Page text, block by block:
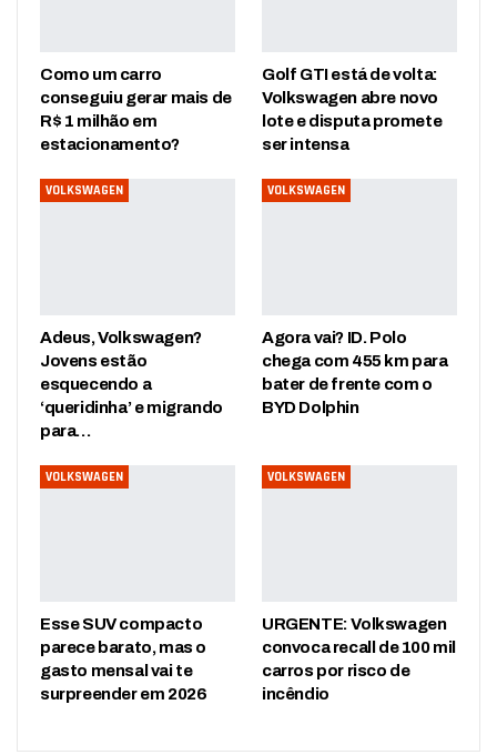
Como um carro
conseguiu gerar mais de
R$ 1 milhão em
estacionamento?
Golf GTI está de volta:
Volkswagen abre novo
lote e disputa promete
ser intensa
VOLKSWAGEN
Adeus, Volkswagen?
Jovens estão
esquecendo a
‘queridinha’ e migrando
para…
VOLKSWAGEN
Agora vai? ID. Polo
chega com 455 km para
bater de frente com o
BYD Dolphin
VOLKSWAGEN
Esse SUV compacto
parece barato, mas o
gasto mensal vai te
surpreender em 2026
VOLKSWAGEN
URGENTE: Volkswagen
convoca recall de 100 mil
carros por risco de
incêndio